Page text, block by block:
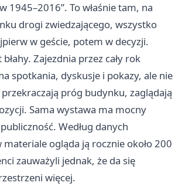
1945–2016”. To właśnie tam, na
drogi zwiedzającego, wszystko
w geście, potem w decyzji.
Zajezdnia przez cały rok
spotkania, dyskusje i pokazy, ale nie
próg budynku, zaglądają
Sama wystawa ma mocny
Według danych
materiale ogląda ją rocznie około 200
zauważyli jednak, że da się
więcej.